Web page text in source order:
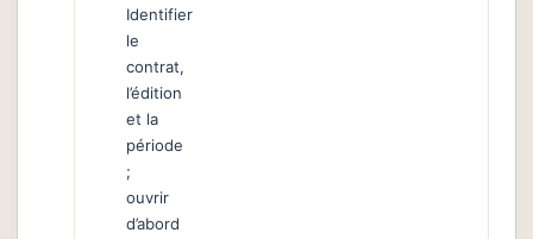
Identifier
le
contrat,
l’édition
et la
période
;
ouvrir
d’abord